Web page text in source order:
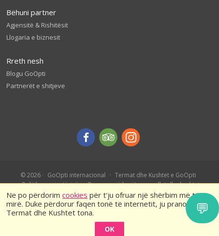
Ne po përdorimcookies për t'ju ofruar një shërbim më të
mirë. Duke përdorur faqen tonë të internetit, ju pranoni
Termat dhe Kushtet tona.
OK
Bëhuni partner
Agjensitë & Rishitësit
Llogaria e biznesit
Rreth nesh
Blogu GoOpti
Partnerët e shitjeve
© 2026 GoOpti internacional
Termat dhe Kushtet e GoOpti
Politika e privatësisë
Rezervo më herët – rregullat dhe kushtet
💬